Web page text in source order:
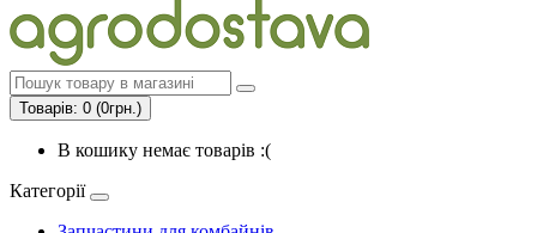
Товарів: 0 (0грн.)
В кошику немає товарів :(
Категорії